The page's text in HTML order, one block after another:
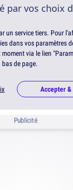
par vos choix
un service tiers. Pour
dans vos paramètres
via le lien
de page.
Accepter
Publicité